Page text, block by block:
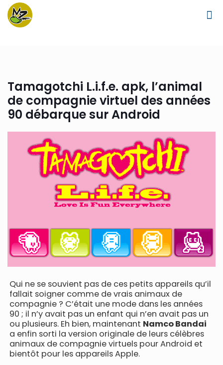
Tamagotchi L.i.f.e. apk, l’animal
de compagnie virtuel des années
90 débarque sur Android
Qui ne se souvient pas de ces petits appareils qu’il
fallait soigner comme de vrais animaux de
compagnie ? C’était une mode dans les années
90 ; il n’y avait pas un enfant qui n’en avait pas un
ou plusieurs. Eh bien, maintenant Namco Bandai
a enfin sorti la version originale de leurs célèbres
animaux de compagnie virtuels pour Android et
bientôt pour les appareils Apple.